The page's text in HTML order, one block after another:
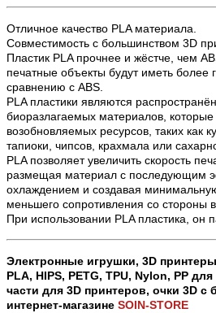
Отличное качество PLA материала.
Совместимость с большинством 3D
Пластик PLA прочнее и жёстче, чем
печатные объекты будут иметь
сравнению с ABS.
PLA пластики являются
биоразлагаемых материалов,
возобновляемых ресурсов, таких как
тапиоки, чипсов, крахмала или
PLA позволяет увеличить скорость
размещая материал с последующим
охлаждением и создавая
меньшего сопротивления со стороны
При использовании PLA пластика, он
Электронные игрушки, 3D
PLA, HIPS, PETG, TPU, Nylon, PP для
части для 3D принтеров, очки 3D с
интернет-магазине SOIN-STORE